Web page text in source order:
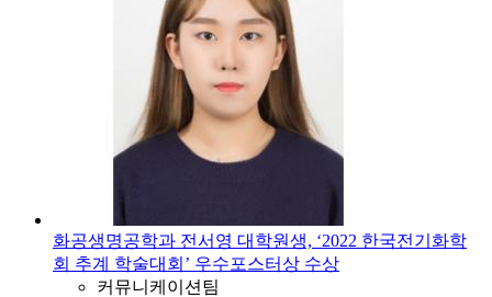
화공생명공학과 전서영 대학원생, ‘2022 한국전기화학
회 추계 학술대회’ 우수포스터상 수상
커뮤니케이션팀